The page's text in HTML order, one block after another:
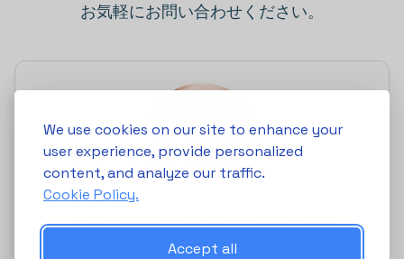
We use cookies on our site to enhance your
user experience, provide personalized
content, and analyze our traffic.
Cookie Policy.
Accept all
お気軽にお問い合わせください。
Shakhboz (Shaha) Khayrilloev
CEO